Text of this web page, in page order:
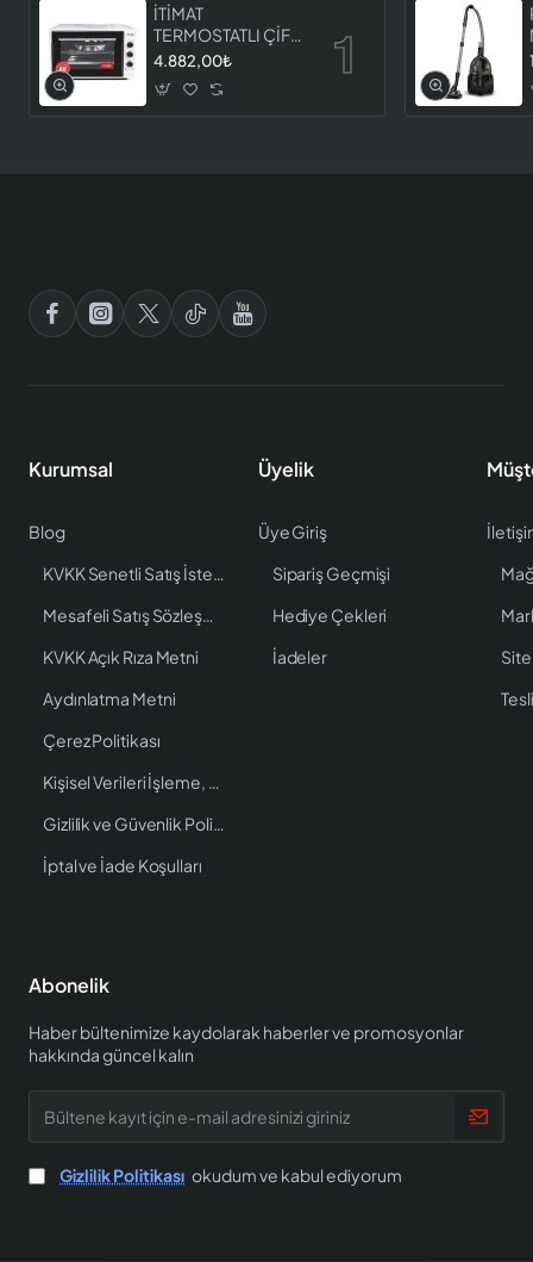
İTİMAT
TERMOSTATLI ÇİFT
CAMLI FIRIN 8060
4.882,00₺
Kurumsal
Blog
KVKK Senetli Satış İstenen Bilgiler
Mesafeli Satış Sözleşmesi
KVKK Açık Rıza Metni
Aydınlatma Metni
Çerez Politikası
Kişisel Verileri İşleme, Saklama ve İmha Politikası
Gizlilik ve Güvenlik Politikası
İptal ve İade Koşulları
Üyelik
Üye Giriş
Sipariş Geçmişi
Hediye Çekleri
İadeler
Site
Abonelik
Haber bültenimize kaydolarak haberler ve promosyonlar
hakkında güncel kalın
kayıt
için
e-
mail
Gizlilik Politikası okudum ve kabul ediyorum